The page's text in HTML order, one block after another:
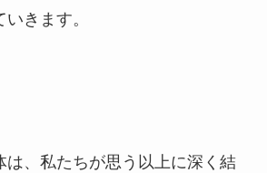
きます。
は、私たちが思う以上に深く結